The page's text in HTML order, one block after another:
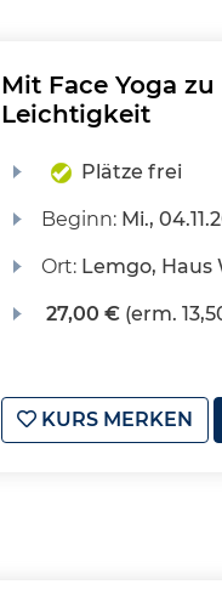
Mit Face Yoga
Leichtigkeit
Plätze frei
Beginn: Mi.,
Ort: Lemgo, Haus
27,00 €(erm.
KURS MERKEN